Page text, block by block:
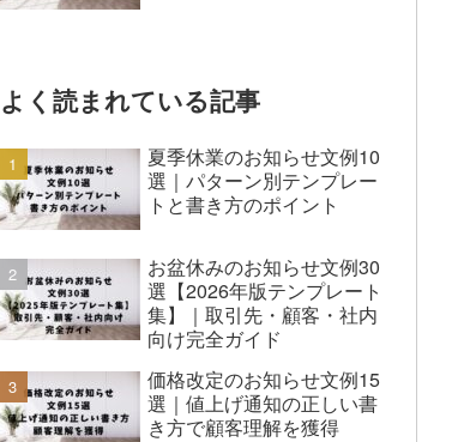
よく読まれている記事
夏季休業のお知らせ文例10
選｜パターン別テンプレー
トと書き方のポイント
お盆休みのお知らせ文例30
選【2026年版テンプレート
集】｜取引先・顧客・社内
向け完全ガイド
価格改定のお知らせ文例15
選｜値上げ通知の正しい書
き方で顧客理解を獲得